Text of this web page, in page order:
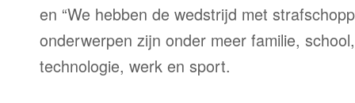
en “We hebben de wedstrijd met
onderwerpen zijn onder meer familie,
technologie, werk en sport.